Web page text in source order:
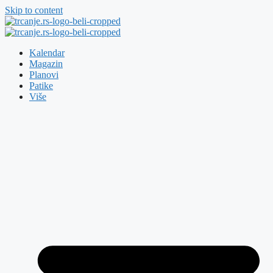
Skip to content
Kalendar
Magazin
Planovi
Patike
Više